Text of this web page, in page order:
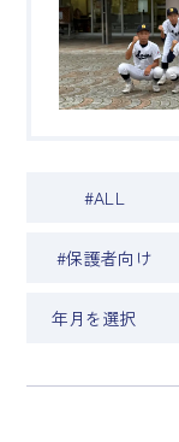
#ALL
#保護者向け